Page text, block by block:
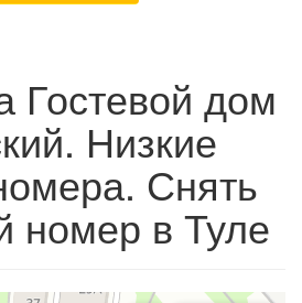
Гостевой дом
Низкие
Снять
номер в Туле